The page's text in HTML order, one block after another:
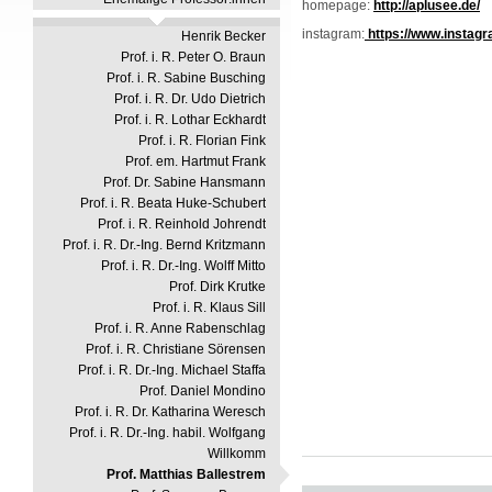
Henrik Becker
Prof. i. R. Peter O. Braun
Prof. i. R. Sabine Busching
Prof. i. R. Dr. Udo Dietrich
Prof. i. R. Lothar Eckhardt
Prof. i. R. Florian Fink
Prof. em. Hartmut Frank
Prof. Dr. Sabine Hansmann
Prof. i. R. Beata Huke-Schubert
Prof. i. R. Reinhold Johrendt
Prof. i. R. Dr.-Ing. Bernd Kritzmann
Prof. i. R. Dr.-Ing. Wolff Mitto
Prof. Dirk Krutke
Prof. i. R. Klaus Sill
Prof. i. R. Anne Rabenschlag
Prof. i. R. Christiane Sörensen
Prof. i. R. Dr.-Ing. Michael Staffa
Prof. Daniel Mondino
Prof. i. R. Dr. Katharina Weresch
Prof. i. R. Dr.-Ing. habil. Wolfgang
Willkomm
Prof. Matthias Ballestrem
homepage: http://aplusee.de/
instagram: https://